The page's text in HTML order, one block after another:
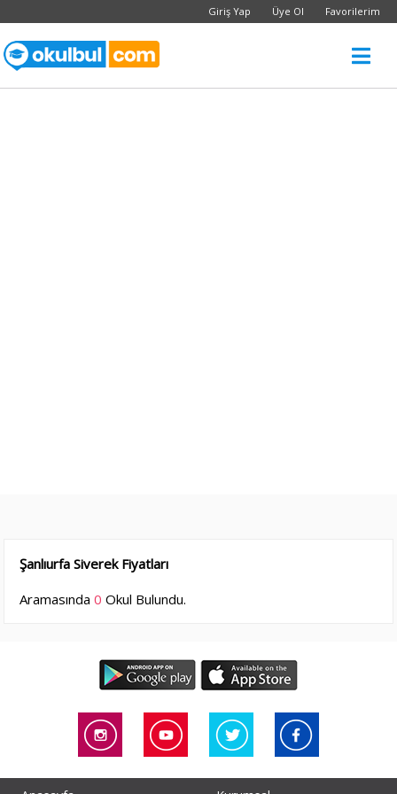
Giriş Yap Üye Ol Favorilerim
Şanlıurfa Siverek Fiyatları
Aramasında0 Okul Bulundu.